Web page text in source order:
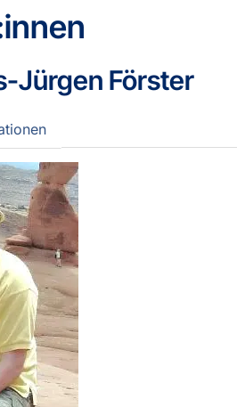
Jürgen Förster